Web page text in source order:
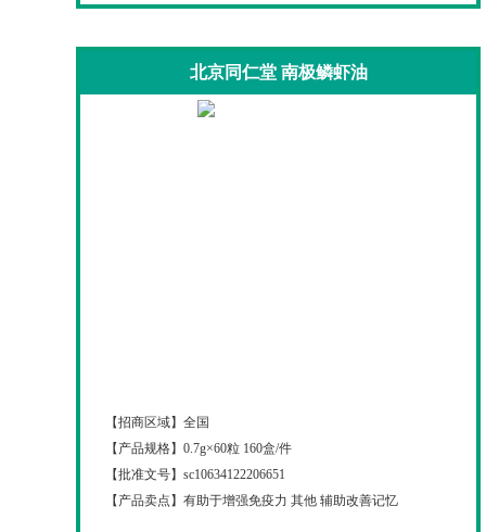
北京同仁堂 南极鳞虾油
【招商区域】 全国
【产品规格】 0.7g×60粒 160盒/件
【批准文号】 sc10634122206651
【产品卖点】 有助于增强免疫力 其他 辅助改善记忆